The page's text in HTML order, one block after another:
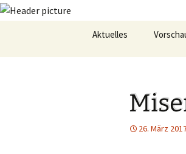
Zum
springen
Aktuelles
26. März